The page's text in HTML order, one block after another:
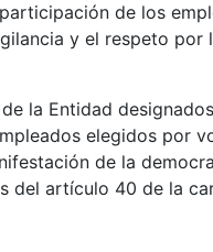
de los
y el respeto por
la Entidad
elegidos por
de la
del artículo 40 de la